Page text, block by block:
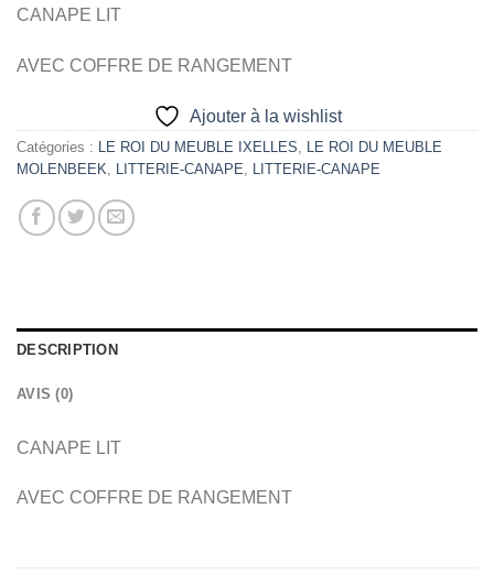
CANAPE LIT
AVEC COFFRE DE RANGEMENT
Ajouter à la wishlist
Catégories : LE ROI DU MEUBLE IXELLES
LE ROI DU MEUBLE
MOLENBEEK
LITTERIE-CANAPE LITTERIE-CANAPE
DESCRIPTION
AVIS (0)
CANAPE LIT
AVEC COFFRE DE RANGEMENT